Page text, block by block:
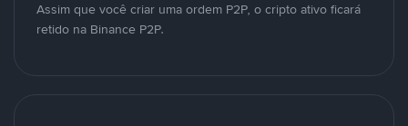
Assim que você criar uma ordem P2P, o cripto ativo ficará
retido na Binance P2P.